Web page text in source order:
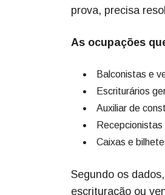
prova, precisa
As ocupações
Balconistas e
Escriturários
Auxiliar de
Recepcionistas
Caixas e
Segundo os
escrituração ou